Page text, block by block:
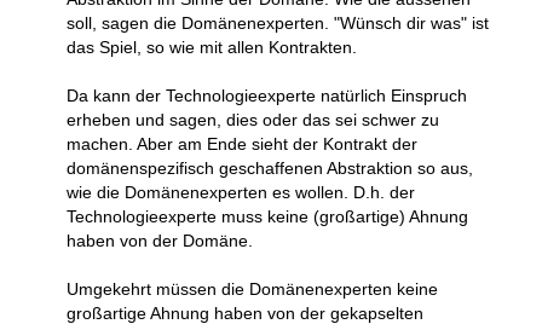
soll, sagen die Domänenexperten. "Wünsch dir was" ist
das Spiel, so wie mit allen Kontrakten.
Da kann der Technologieexperte natürlich Einspruch
erheben und sagen, dies oder das sei schwer zu
machen. Aber am Ende sieht der Kontrakt der
domänenspezifisch geschaffenen Abstraktion so aus,
wie die Domänenexperten es wollen. D.h. der
Technologieexperte muss keine (großartige) Ahnung
haben von der Domäne.
Umgekehrt müssen die Domänenexperten keine
großartige Ahnung haben von der gekapselten